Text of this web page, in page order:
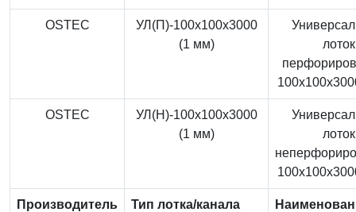
OSTEC
УЛ(П)-100x100x3000
(1 мм)
лоток
OSTEC
УЛ(Н)-100x100x3000
(1 мм)
лоток
Производитель Тип лотка/канала